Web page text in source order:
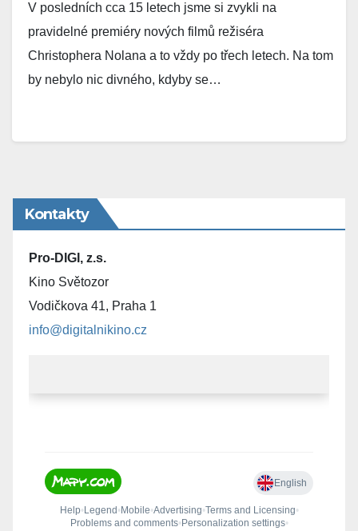
V posledních cca 15 letech jsme si zvykli na
pravidelné premiéry nových filmů režiséra
Christophera Nolana a to vždy po třech letech. Na tom
by nebylo nic divného, kdyby se…
Kontakty
Pro-DIGI, z.s.
Kino Světozor
Vodičkova 41, Praha 1
info@digitalnikino.cz